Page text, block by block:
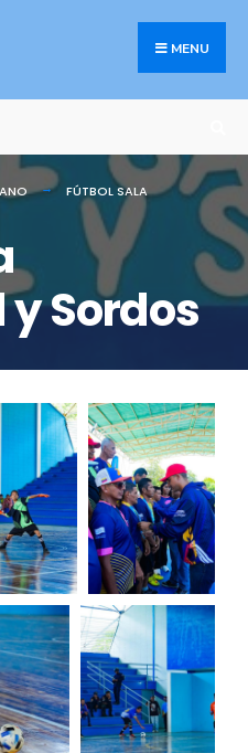
MENU
FÚTBOL SALA
Sordos